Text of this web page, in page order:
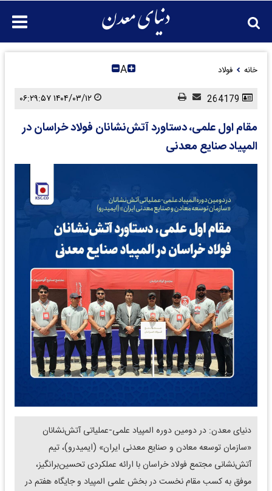
خانه فولاد A
مقام اول علمی، دستاورد آتش‌نشانان فولاد خراسان در
المپیاد صنایع معدنی
دنیای معدن: در دومین دوره المپیاد علمی-عملیاتی آتش‌نشانان
«سازمان توسعه معادن و صنایع معدنی ایران» (ایمیدرو)، تیم
آتش‌نشانی مجتمع فولاد خراسان با ارائه عملکردی تحسین‌برانگیز،
موفق به کسب مقام نخست در بخش علمی المپیاد و جایگاه هفتم در